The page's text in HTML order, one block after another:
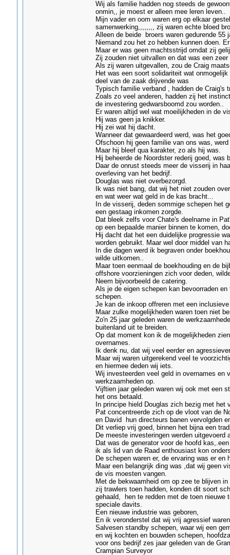
Wij als familie hadden nog steeds de
onmin,, je moest er alleen mee leren leven..
Mijn vader en oom waren erg op elkaar
samenwerking,,,,,,,, zij waren echte bloed
Alleen de beide broers waren gedurende 55
Niemand zou het zo hebben kunnen doen.
Maar er was geen machtsstrijd omdat zij
Zij zouden niet uitvallen en dat was een
Als zij waren uitgevallen, zou de Craig
Het was een soort solidariteit wat
deel van de zaak drijvende was
Typisch familie verband , hadden de Craig's
Zoals zo veel anderen, hadden zij het
de investering gedwarsboomd zou worden..
Er waren altijd wel wat moeilijkheden in de
Hij was geen ja knikker.
Hij zei wat hij dacht.
Wanneer dat gewaardeerd werd, was het
Ofschoon hij geen familie van ons was,
Maar hij bleef qua karakter, zo als hij was.
Hij beheerde de Noordster rederij goed,
Daar de onrust steeds meer de visserij in
overleving van het bedrijf.
Douglas was niet overbezorgd.
Ik was niet bang, dat wij het niet zouden
en wat weer wat geld in de kas bracht...
In de visserij, deden sommige schepen het
een gestaag inkomen zorgde.
Dat bleek zelfs voor Chate's deelname in
op een bepaalde manier binnen te komen,
Hij dacht dat het een duidelijke progressie
worden gebruikt. Maar wel door middel van
In die dagen werd ik begraven onder
wilde uitkomen..
Maar toen eenmaal de boekhouding en de
offshore voorzieningen zich voor deden,
Neem bijvoorbeeld de catering.
Als je de eigen schepen kan bevoorraden
schepen.
Je kan de inkoop offreren met een
Maar zulke mogelijkheden waren toen niet
Zo'n 25 jaar geleden waren de
buitenland uit te breiden.
Op dat moment kon ik de mogelijkheden
overnames.
Ik denk nu, dat wij veel eerder en
Maar wij waren uitgerekend veel te
en hiermee deden wij iets.
Wij investeerden veel geld in overnames
werkzaamheden op.
Vijftien jaar geleden waren wij ook met een
het ons betaald.
In principe hield Douglas zich bezig met
Pat concentreerde zich op de vloot van de
en David hun directeurs banen vervolgden
Dit verliep vrij goed, binnen het bijna een
De meeste investeringen werden uitgevoerd
Dat was de generator voor de hoofd
ik als lid van de Raad enthousiast kon
De schepen waren er, de ervaring was er
Maar een belangrijk ding was ,dat wij geen
de vis moesten vangen.
Met de bekwaamheid om op zee te blijven
zij trawlers toen hadden, konden dit soort
gehaald, hen te redden met de toen nieuwe
speciale davits.
Een nieuwe industrie was geboren,
En ik veronderstel dat wij vrij agressief
Salvesen standby schepen, waar wij een
en wij kochten en bouwden schepen,
voor ons bedrijf zes jaar geleden van de
Crampian Surveyor